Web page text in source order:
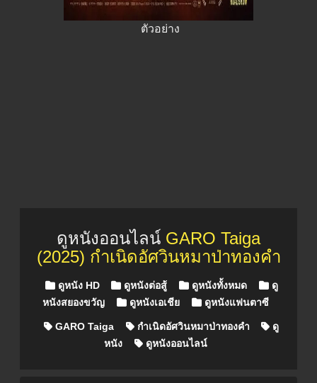
ตัวอย่าง
ดูหนังออนไลน์ GARO Taiga
(2025) กำเนิดอัศวินหมาป่าทองคำ
Posted in
ดูหนัง HD ดูหนังต่อสู้ ดูหนังทั้งหมด
ดู
หนังสยองขวัญ
ดูหนังเอเชีย ดูหนังแฟนตาซี
GARO Taiga กำเนิดอัศวินหมาป่าทองคำ
ดู
หนัง
ดูหนังออนไลน์